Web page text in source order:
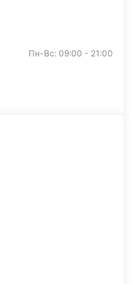
Пн-Вс: 09:00 - 21:00